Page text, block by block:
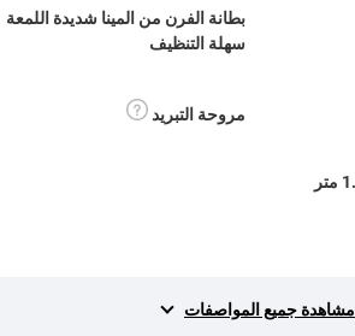
بطانة الفرن من المينا شديدة اللمعة
سهلة التنظيف
مروحة التبريد
مشاهدة جميع المواصفات